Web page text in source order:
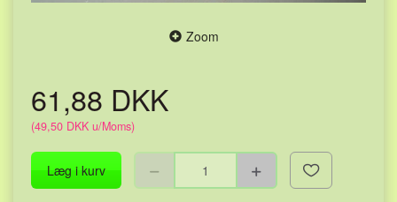
Zoom
61,88 DKK
(49,50 DKK u/Moms)
Læg i kurv